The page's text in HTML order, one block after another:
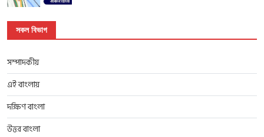
সকল বিভাগ
সম্পাদকীয়
এই বাংলায়
দক্ষিণ বাংলা
উত্তর বাংলা